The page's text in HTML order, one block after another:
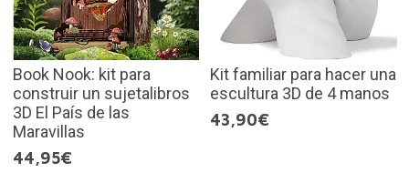
Book Nook: kit para
construir un sujetalibros
3D El País de las
Maravillas
44,95€
Kit familiar para hacer una
escultura 3D de 4 manos
43,90€